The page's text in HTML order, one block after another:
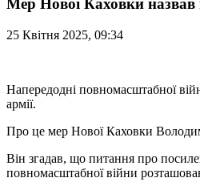
Мер Нової Каховки назвав
25 Квітня 2025, 09:34
Напередодні повномасштабної
армії.
Про це мер Нової Каховки
Він згадав, що питання про
повномасштабної війни